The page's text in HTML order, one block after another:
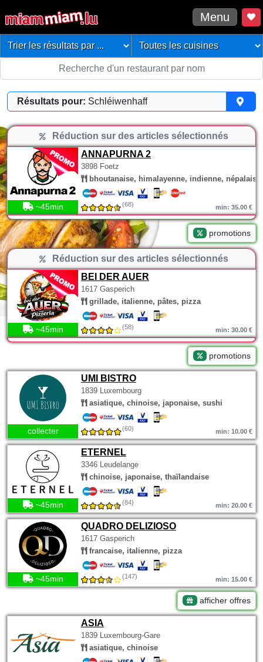
Menu
Résultats pour: Schléiwenhaff
Réduction sur des articles sélectionnés
ANNAPURNA 2
3898 Foetz
bhoutanaise, himalayenne, indienne, népalaise
~45min (68) min: 35.00 €
promotions
Réduction sur des articles sélectionnés
BEI DER AUER
1617 Gasperich
grillade, italienne, pâtes, pizza
~45min (58) min: 30.00 €
promotions
UMI BISTRO
1839 Luxembourg
asiatique, chinoise, japonaise, sushi
collecter (60) min: 10.00 €
ETERNEL
3346 Leudelange
chinoise, japonaise, thaïlandaise
~45min (84) min: 20.00 €
QUADRO DELIZIOSO
1617 Gasperich
francaise, italienne, pizza
~45min (147) min: 15.00 €
afficher offres
ASIA
1839 Luxembourg-Gare
asiatique, chinoise